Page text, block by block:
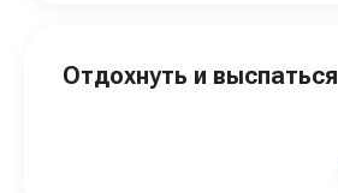
Отдохнуть и выспаться